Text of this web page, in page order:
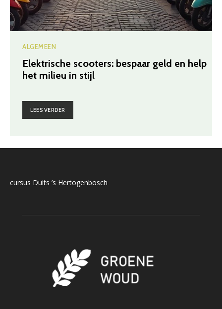
ALGEMEEN
Elektrische scooters: bespaar geld en help
het milieu in stijl
LEES VERDER
cursus Duits ’s Hertogenbosch